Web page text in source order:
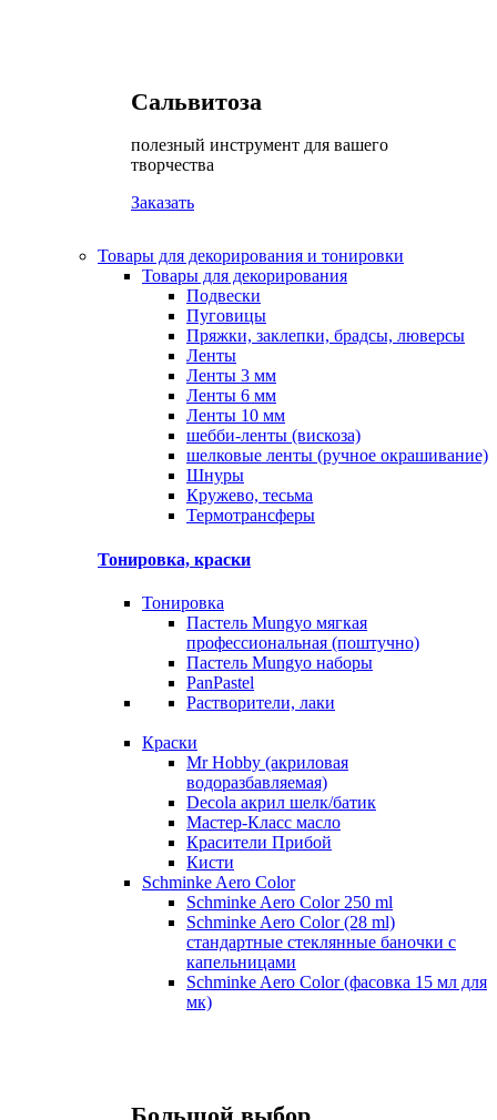
Сальвитоза
полезный инструмент для вашего
творчества
Заказать
Товары для декорирования и тонировки
Товары для декорирования
Подвески
Пуговицы
Пряжки, заклепки, брадсы, люверсы
Ленты
Ленты 3 мм
Ленты 6 мм
Ленты 10 мм
шебби-ленты (вискоза)
шелковые ленты (ручное окрашивание)
Шнуры
Кружево, тесьма
Термотрансферы
Тонировка, краски
Тонировка
Пастель Mungyo мягкая
профессиональная (поштучно)
Пастель Mungyo наборы
PanPastel
Растворители, лаки
Краски
Mr Hobby (акриловая
водоразбавляемая)
Decola акрил шелк/батик
Мастер-Класс масло
Красители Прибой
Кисти
Schminke Aero Color
Schminke Aero Color 250 ml
Schminke Aero Color (28 ml)
стандартные стеклянные баночки с
капельницами
Schminke Aero Color (фасовка 15 мл для
мк)